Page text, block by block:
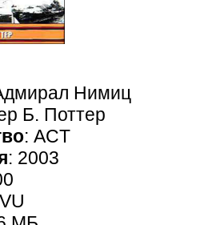
Нимиц
Б. Поттер
: ACT
: 2003